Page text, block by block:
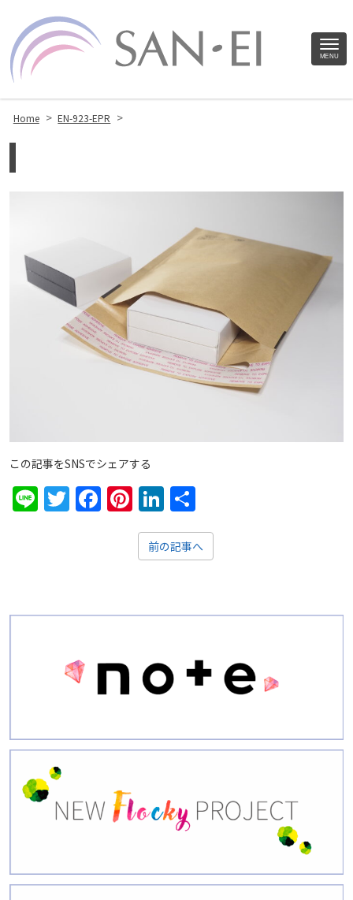
MENU
Home > EN-923-EPR >
この記事をSNSでシェアする
LineTwitter
Facebook
Pinterest
LinkedIn
有
前の記事へ
Site
Footer